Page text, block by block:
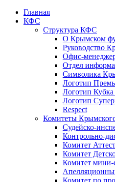
Главная
КФС
Структура КФС
О Крымском
Руководство
Офис-
Отдел
Символика
Логотип
Логотип
Логотип
Respect
Комитеты
Судейско-
Контрольно-
Комитет
Комитет
Комитет мини-
Комитет по